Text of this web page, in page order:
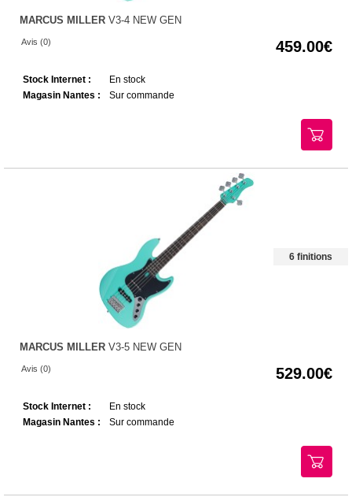
MARCUS MILLER V3-4 NEW GEN
Avis (0) 459.00
Stock Internet :
En stock
Magasin Nantes :
Sur commande
6 finitions
MARCUS MILLER V3-5 NEW GEN
Avis (0) 529.00
Stock Internet :
En stock
Magasin Nantes :
Sur commande